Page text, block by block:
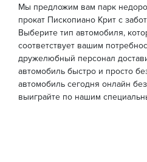
Мы предложим вам парк
прокат Пископиано Крит с
Выберите тип автомобиля,
соответствует вашим
дружелюбный персонал
автомобиль быстро и просто
автомобиль сегодня онлайн
выиграйте по нашим